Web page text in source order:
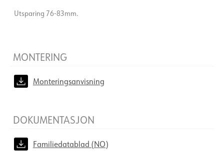
Utsparing 76-83mm.
MONTERING
Monteringsanvisning
DOKUMENTASJON
Familiedatablad (NO)